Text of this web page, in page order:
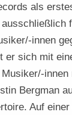
als
innen
er sich mit
innen
Bergman
Auf